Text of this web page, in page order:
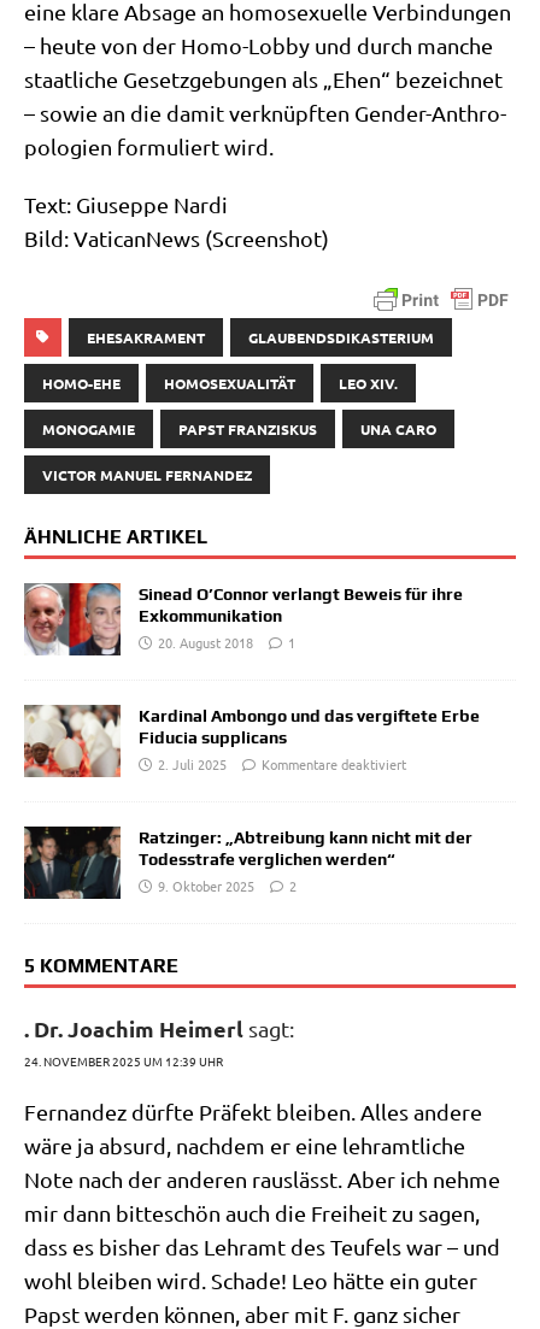
eine kla­re Absa­ge an homo­se­xu­el­le Ver­bin­dun­gen
– heu­te von der Homo-Lob­by und durch man­che
staat­li­che Gesetz­ge­bun­gen als „Ehen“ bezeich­net
– sowie an die damit ver­knüpf­ten Gen­der-Anthro­
po­lo­gien for­mu­liert wird.
Text: Giu­sep­pe Nar­di
Bild: Vati­can­News (Screen­shot)
EHESAKRAMENT GLAUBENDSDIKASTERIUM
HOMO-EHE HOMOSEXUALITÄT LEO XIV.
MONOGAMIE PAPST FRANZISKUS UNA CARO
VICTOR MANUEL FERNANDEZ
ÄHNLICHE ARTIKEL
Sinead O’Connor verlangt Beweis für ihre
Exkommunikation
20. August 2018
1
Kardinal Ambongo und das vergiftete Erbe
Fiducia supplicans
2. Juli 2025
Kommentare deaktiviert
Ratzinger: „Abtreibung kann nicht mit der
Todesstrafe verglichen werden“
9. Oktober 2025
2
5 KOMMENTARE
. Dr. Joachim Heimerl sagt:
24. NOVEMBER 2025 UM 12:39 UHR
Fer­nan­dez dürf­te Prä­fekt blei­ben. Alles ande­re
wäre ja absurd, nach­dem er eine lehr­amt­li­che
Note nach der ande­ren raus­lässt. Aber ich neh­me
mir dann bit­te­schön auch die Frei­heit zu sagen,
dass es bis­her das Lehr­amt des Teu­fels war – und
wohl blei­ben wird. Scha­de! Leo hät­te ein guter
Papst wer­den kön­nen, aber mit F. ganz sicher